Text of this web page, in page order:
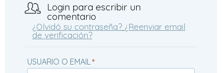
Login para escribir un
comentario
¿Olvidó su contraseña? ¿Reenviar email
de verificación?
USUARIO O EMAIL *